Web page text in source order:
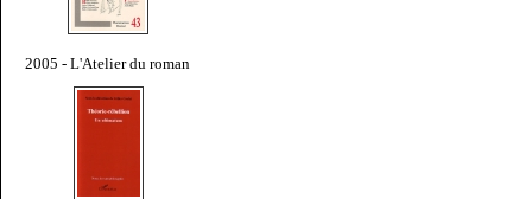
2005 - L'Atelier du roman